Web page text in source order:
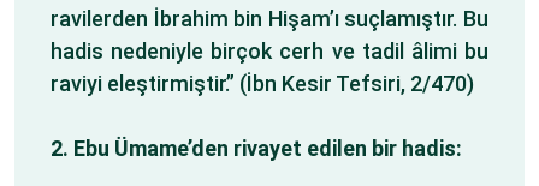
ravilerden İbrahim bin Hişam’ı suçlamıştır. Bu
hadis nedeniyle birçok cerh ve tadil âlimi bu
raviyi eleştirmiştir.” (İbn Kesir Tefsiri, 2/470)
2. Ebu Ümame’den rivayet edilen bir hadis: